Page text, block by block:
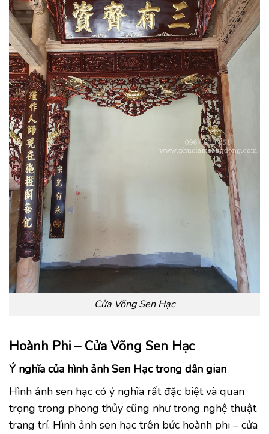
Cửa Võng Sen Hạc
Hoành Phi – Cửa Võng Sen Hạc
Ý nghĩa của hình ảnh Sen Hạc trong dân gian
Hình ảnh sen hạc có ý nghĩa rất đặc biệt và quan
trọng trong phong thủy cũng như trong nghệ thuật
trang trí. Hình ảnh sen hạc trên bức hoành phi – cửa